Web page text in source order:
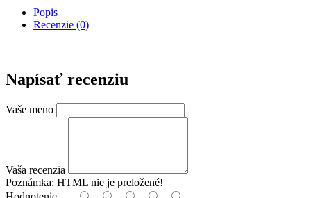
Popis
Recenzie (0)
Napísať recenziu
Vaše meno
Vaša recenzia
Poznámka: HTML nie je preložené!